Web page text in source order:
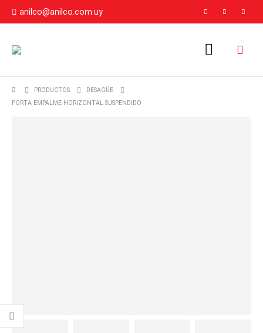
anilco@anilco.com.uy
PRODUCTOS
DESAGÜE
PORTA EMPALME HORIZONTAL SUSPENDIDO